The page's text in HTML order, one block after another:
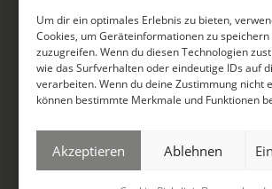
Um dir ein optimales Erlebnis zu bieten,
Cookies, um Geräteinformationen zu
zuzugreifen. Wenn du diesen Technologien
wie das Surfverhalten oder eindeutige IDs auf
verarbeiten. Wenn du deine Zustimmung nicht
können bestimmte Merkmale und Funktionen
Akzeptieren Ablehnen